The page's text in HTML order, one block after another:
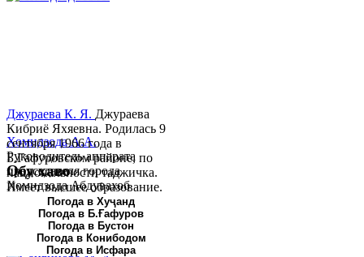
Хомидзода А.А.
Руководитель аппарата
председателя города
Хомидзода Абдувахоб
Абдумаджид родился 8
июня 1978 года в городе
Худжанде. По
национальности...
Джураева К. Я. Джураева
Кибриё Яхяевна. Родилась 9
сентября 1966 года в
Б.Гафуровском районе, по
национальности таджичка.
Имеет высшее образование.
В 1997 ...
Обу хаво
Погода в Хуҷанд
Погода в Б.Ғафуров
Погода в Бустон
Погода в Конибодом
Погода в Исфара